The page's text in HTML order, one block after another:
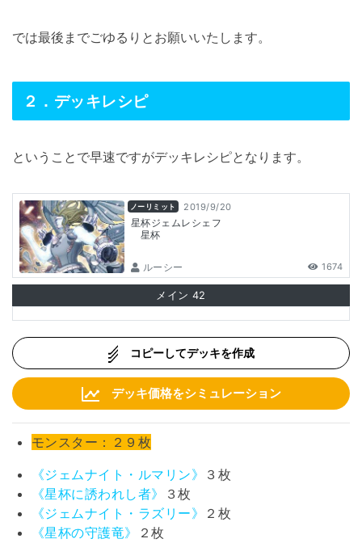
では最後までごゆるりとお願いいたします。
２．デッキレシピ
ということで早速ですがデッキレシピとなります。
ノーリミット 2019/9/20
星杯ジェムレシェフ
星杯
ルーシー 1674
メイン 42
コピーしてデッキを作成
デッキ価格をシミュレーション
モンスター：２９枚
《ジェムナイト・ルマリン》
３枚
《星杯に誘われし者》
３枚
《ジェムナイト・ラズリー》
２枚
《星杯の守護竜》
２枚